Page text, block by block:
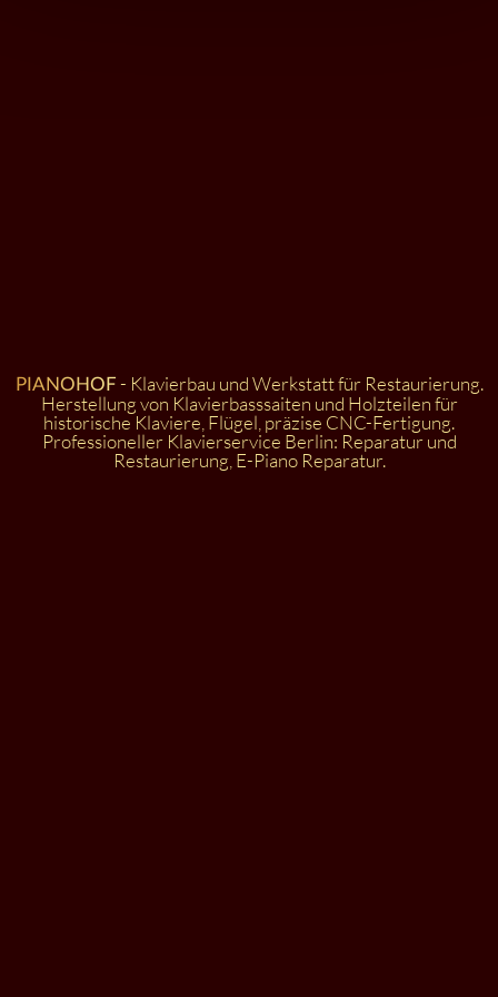
PIANOHOF - Klavierbau und Werkstatt für Restaurierung.
Herstellung von Klavierbasssaiten und Holzteilen für
historische Klaviere, Flügel, präzise CNC-Fertigung.
Professioneller Klavierservice Berlin: Reparatur und
Restaurierung, E-Piano Reparatur.